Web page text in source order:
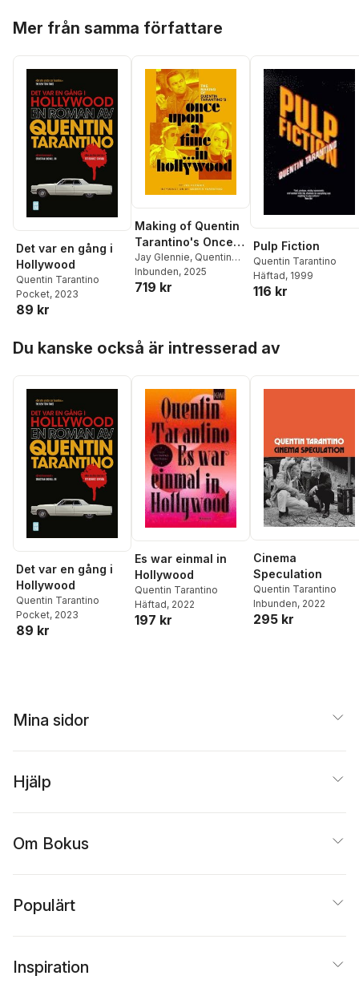
Mer från samma författare
Det var en gång i
Hollywood
Quentin Tarantino
Pocket, 2023
89 kr
Making of Quentin
Tarantino's Once
Upon a Time in
Hollywood
Jay Glennie, Quentin
Tarantino
Inbunden, 2025
719 kr
Pulp Fiction
Quentin Tarantino
Häftad, 1999
116 kr
Du kanske också är intresserad av
Det var en gång i
Hollywood
Quentin Tarantino
Pocket, 2023
89 kr
Es war einmal in
Hollywood
Quentin Tarantino
Häftad, 2022
197 kr
Cinema
Speculation
Quentin Tarantino
Inbunden, 2022
295 kr
Mina sidor
Hjälp
Om Bokus
Populärt
Inspiration